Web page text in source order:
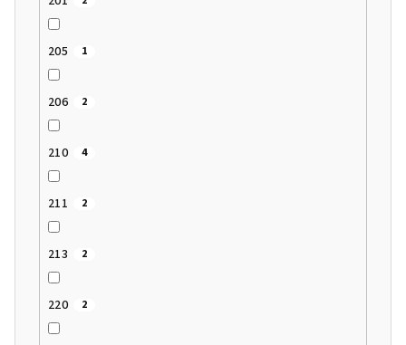
205 1
206 2
210 4
211 2
213 2
220 2